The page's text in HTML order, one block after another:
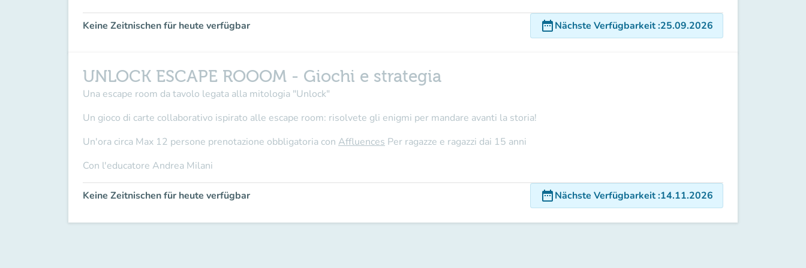
Keine Zeitnischen für heute verfügbar date_rangeNächste Verfügbarkeit:25.09.2026
UNLOCK ESCAPE ROOOM - Giochi e strategia
Una escape room da tavolo legata alla mitologia "Unlock"
Un gioco di carte collaborativo ispirato alle escape room: risolvete gli enigmi per mandare avanti la storia!
Un'ora circa Max 12 persone prenotazione obbligatoria con Affluences Per ragazze e ragazzi dai 15 anni
Con l'educatore Andrea Milani
Keine Zeitnischen für heute verfügbar date_rangeNächste Verfügbarkeit:14.11.2026